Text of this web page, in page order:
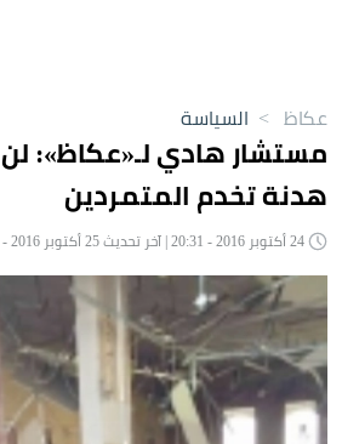
عكاظ > السياسة
مستشار هادي لـ«عكاظ»:
هدنة تخدم المتمردين